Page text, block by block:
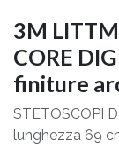
3M
CORE
finiture
STETOSCOPI
lunghezza 69